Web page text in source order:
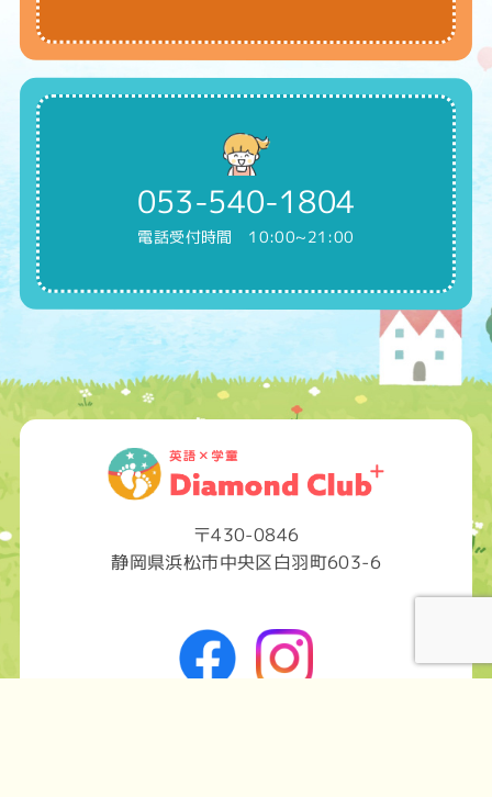
053-540-1804
電話受付時間 10:00~21:00
〒430-0846
静岡県浜松市中央区白羽町603-6